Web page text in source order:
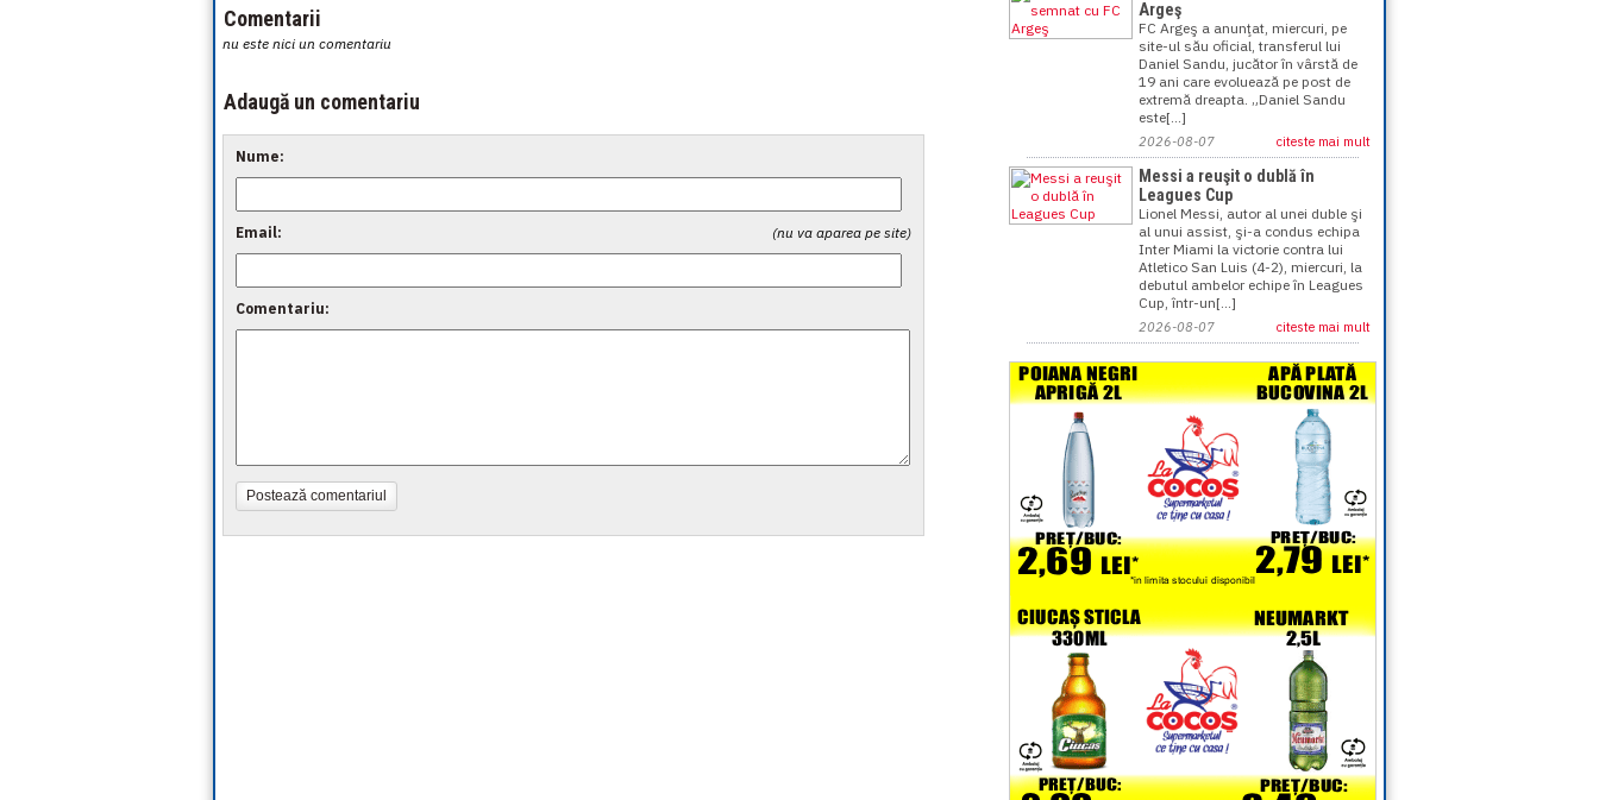
Comentarii
nu este nici un comentariu
Adaugă un comentariu
Nume:
(nu va aparea pe site)
Email:
Comentariu:
Postează comentariul
Argeş
FC Argeş a anunţat, miercuri, pe
site-ul său oficial, transferul lui
Daniel Sandu, jucător în vârstă de
19 ani care evoluează pe post de
extremă dreapta. „Daniel Sandu
este[...]
2026-08-07 citeste mai mult
Messi a reuşit o dublă în
Leagues Cup
Lionel Messi, autor al unei duble şi
al unui assist, şi-a condus echipa
Inter Miami la victorie contra lui
Atletico San Luis (4-2), miercuri, la
debutul ambelor echipe în Leagues
Cup, într-un[...]
2026-08-07 citeste mai mult